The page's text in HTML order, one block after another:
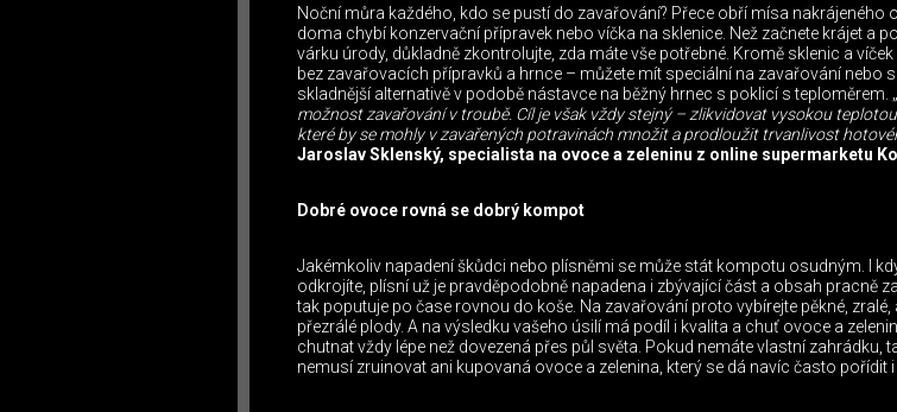
Noční můra každého, kdo se pustí do zavařování? Přece obří mísa nakrájeného
doma chybí konzervační přípravek nebo víčka na sklenice. Než začnete krájet a
várku úrody, důkladně zkontrolujte, zda máte vše potřebné. Kromě sklenic a víček
bez zavařovacích přípravků a hrnce – můžete mít speciální na zavařování nebo
skladnější alternativě v podobě nástavce na běžný hrnec s poklicí s teploměrem. „
možnost zavařování v troubě. Cíl je však vždy stejný – zlikvidovat vysokou
které by se mohly v zavařených potravinách množit a prodloužit trvanlivost
Jaroslav Sklenský, specialista na ovoce a zeleninu z online supermarketu
Dobré ovoce rovná se dobrý kompot
Jakémkoliv napadení škůdci nebo plísněmi se může stát kompotu osudným. I
odkrojíte, plísní už je pravděpodobně napadena i zbývající část a obsah pracně
tak poputuje po čase rovnou do koše. Na zavařování proto vybírejte pěkné, zralé,
přezrálé plody. A na výsledku vašeho úsilí má podíl i kvalita a chuť ovoce a
chutnat vždy lépe než dovezená přes půl světa. Pokud nemáte vlastní zahrádku,
nemusí zruinovat ani kupovaná ovoce a zelenina, který se dá navíc často pořídit i